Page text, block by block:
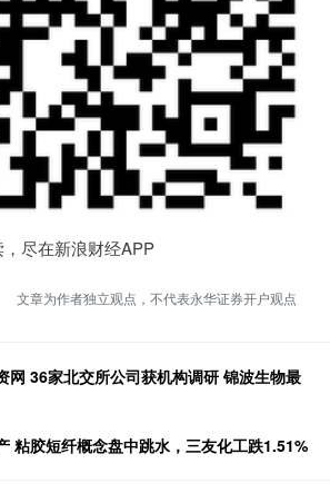
尽在新浪财经APP
文章为作者独立观点，不代表永华证券开户观点
网 36家北交所公司获机构调研 锦波生物最
粘胶短纤概念盘中跳水，三友化工跌1.51%